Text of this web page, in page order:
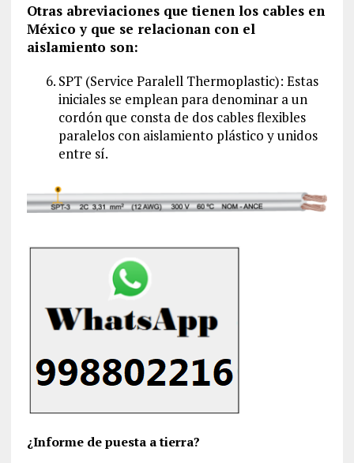
Otras abreviaciones que tienen los cables en
México y que se relacionan con el
aislamiento son:
SPT (Service Paralell Thermoplastic): Estas
iniciales se emplean para denominar a un
cordón que consta de dos cables flexibles
paralelos con aislamiento plástico y unidos
entre sí.
¿Informe de puesta a tierra?